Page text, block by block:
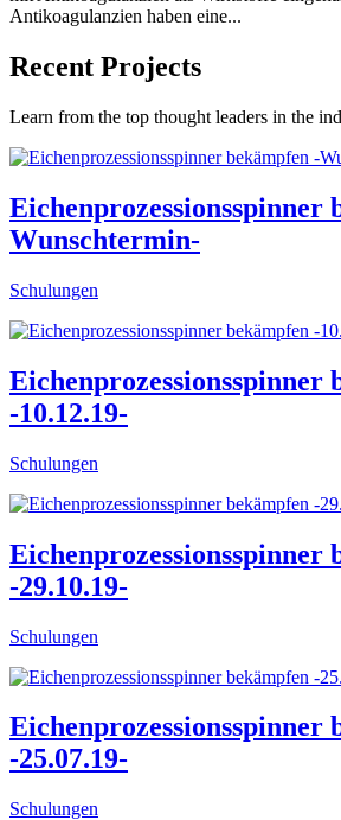
Antikoagulanzien haben eine...
Recent Projects
Learn from the top thought leaders in the
Eichenprozessionsspinner
Wunschtermin-
Schulungen
Eichenprozessionsspinner
-10.12.19-
Schulungen
Eichenprozessionsspinner
-29.10.19-
Schulungen
Eichenprozessionsspinner
-25.07.19-
Schulungen